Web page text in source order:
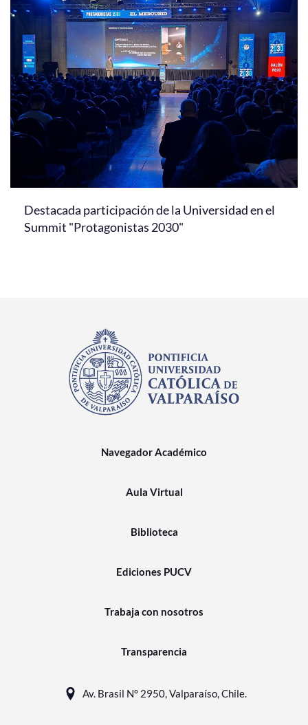
Destacada participación de la Universidad en el
Summit "Protagonistas 2030"
Navegador Académico
Aula Virtual
Biblioteca
Ediciones PUCV
Trabaja con nosotros
Transparencia
Av. Brasil N° 2950, Valparaíso, Chile.